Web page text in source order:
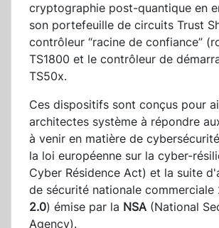
cryptographie post-quantique en
son portefeuille de circuits Trust
contrôleur “racine de confiance”
TS1800 et le contrôleur de
TS50x.
Ces dispositifs sont conçus pour
architectes système à répondre
à venir en matière de
la loi européenne sur la cyber-
Cyber Résidence Act) et la suite
de sécurité nationale commerciale
2.0) émise par la NSA (National
Agency).